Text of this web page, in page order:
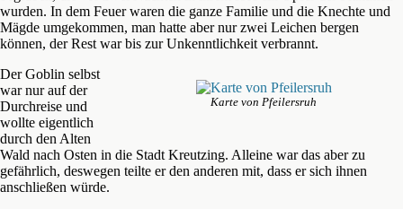
wurden. In dem Feuer waren die ganze Familie und die Knechte und
Mägde umgekommen, man hatte aber nur zwei Leichen bergen
können, der Rest war bis zur Unkenntlichkeit verbrannt.
Karte von Pfeilersruh
Der Goblin selbst
war nur auf der
Durchreise und
wollte eigentlich
durch den Alten
Wald nach Osten in die Stadt Kreutzing. Alleine war das aber zu
gefährlich, deswegen teilte er den anderen mit, dass er sich ihnen
anschließen würde.